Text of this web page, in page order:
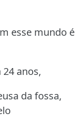
esse mundo é
anos,
da fossa,